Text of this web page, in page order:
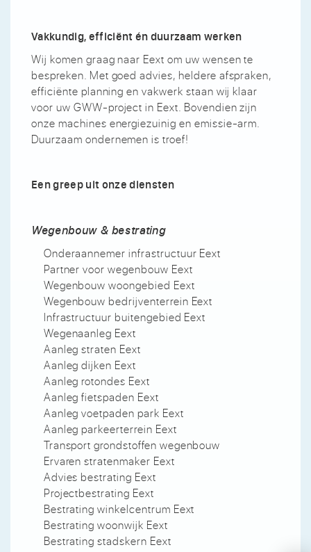
Vakkundig, efficiënt én duurzaam werken
Wij komen graag naar Eext om uw wensen te
bespreken. Met goed advies, heldere afspraken,
efficiënte planning en vakwerk staan wij klaar
voor uw GWW-project in Eext. Bovendien zijn
onze machines energiezuinig en emissie-arm.
Duurzaam ondernemen is troef!
Een greep uit onze diensten
Wegenbouw & bestrating
Onderaannemer infrastructuur Eext
Partner voor wegenbouw Eext
Wegenbouw woongebied Eext
Wegenbouw bedrijventerrein Eext
Infrastructuur buitengebied Eext
Wegenaanleg Eext
Aanleg straten Eext
Aanleg dijken Eext
Aanleg rotondes Eext
Aanleg fietspaden Eext
Aanleg voetpaden park Eext
Aanleg parkeerterrein Eext
Transport grondstoffen wegenbouw
Ervaren stratenmaker Eext
Advies bestrating Eext
Projectbestrating Eext
Bestrating winkelcentrum Eext
Bestrating woonwijk Eext
Bestrating stadskern Eext